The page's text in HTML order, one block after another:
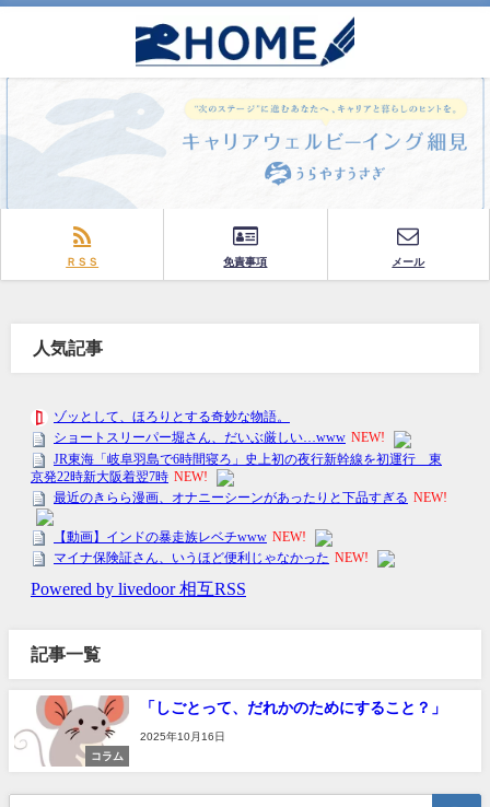
ＲＳＳ 免責事項 メール
人気記事
記事一覧
コラム
「しごとって、だれかのためにすること？」
2025年10月16日